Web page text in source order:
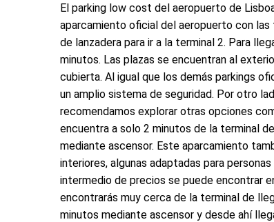
El parking low cost del aeropuerto de
aparcamiento oficial del aeropuerto con
de lanzadera para ir a la terminal 2. Para
minutos. Las plazas se encuentran al
cubierta. Al igual que los demás parkings
un amplio sistema de seguridad. Por otro
recomendamos explorar otras opciones
encuentra a solo 2 minutos de la terminal
mediante ascensor. Este aparcamiento
interiores, algunas adaptadas para
intermedio de precios se puede encontrar
encontrarás muy cerca de la terminal de
minutos mediante ascensor y desde ahí